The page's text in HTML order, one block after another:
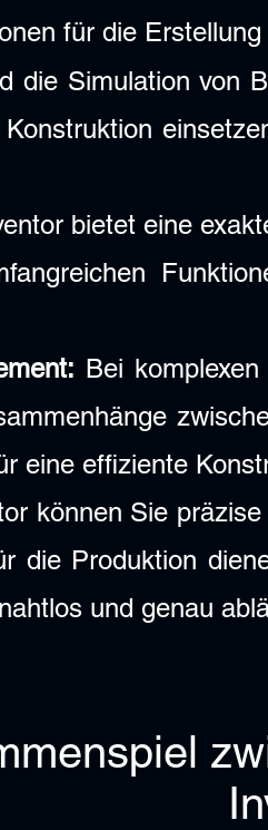
für die
die Simulation von
bietet eine
Bei
eine effiziente
können Sie
die Produktion
und genau